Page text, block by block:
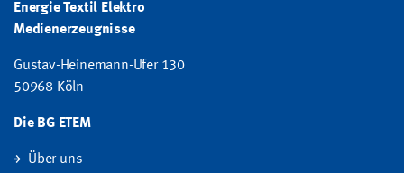
Energie Textil Elektro
Medienerzeugnisse
Gustav-Heinemann-Ufer 130
50968 Köln
Die BG ETEM
Über uns